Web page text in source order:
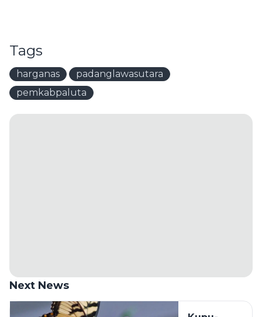
Tags
harganas
padanglawasutara
pemkabpaluta
Next News